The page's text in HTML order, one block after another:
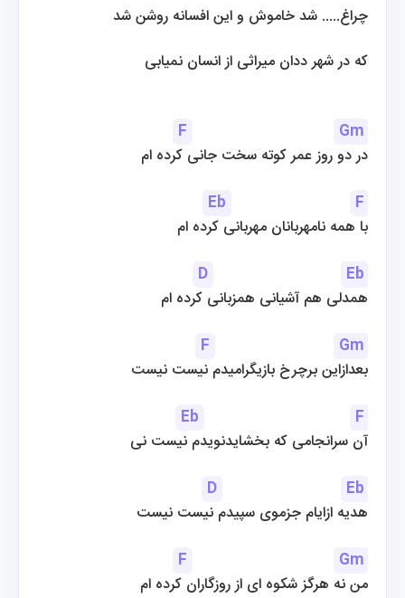
چراغ..... شد خاموش و این افسانه روشن شد
که در شهر ددان میراثی از انسان نمیابی
F
Gm
در دو روز عمر کوته سخت جانی کرده ام
Eb
F
با همه نامهربانان مهربانی کرده ام
D
Eb
همدلی هم آشیانی همزبانی کرده ام
F
Gm
بعدازاین برچرخ بازیگرامیدم نیست نیست
Eb
F
آن سرانجامی که بخشایدنویدم نیست نی
D
Eb
هدیه ازایام جزموی سپیدم نیست نیست
F
Gm
من نه هرگز شکوه ای از روزگاران کرده ام